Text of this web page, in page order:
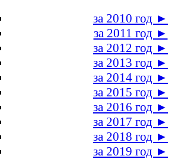
за 2010 год ►
за 2011 год ►
за 2012 год ►
за 2013 год ►
за 2014 год ►
за 2015 год ►
за 2016 год ►
за 2017 год ►
за 2018 год ►
за 2019 год ►